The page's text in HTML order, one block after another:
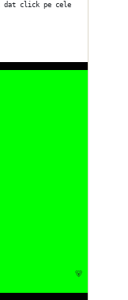
dat click pe cele
🐻